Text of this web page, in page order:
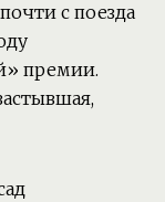
с поезда
премии.